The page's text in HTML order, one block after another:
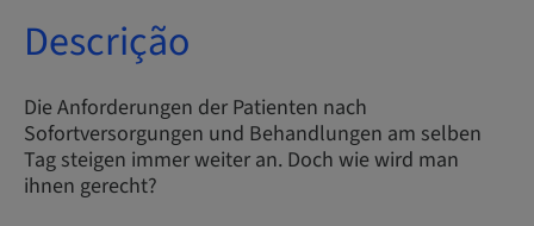
Descrição
Die Anforderungen der Patienten nach
Sofortversorgungen und Behandlungen am selben
Tag steigen immer weiter an. Doch wie wird man
ihnen gerecht?